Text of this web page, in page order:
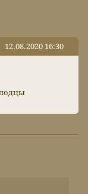
12.08.2020 16:30